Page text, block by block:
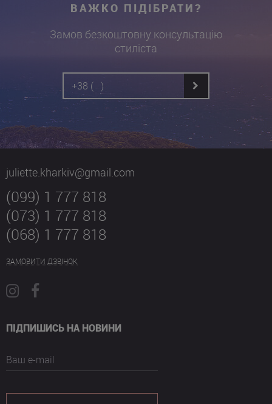
ВАЖКО ПІДІБРАТИ?
Замов безкоштовну консультацію
стиліста
juliette.kharkiv@gmail.com
(099) 1 777 818
(073) 1 777 818
(068) 1 777 818
ЗАМОВИТИ ДЗВІНОК
ПІДПИШИСЬ НА НОВИНИ
Ваш e-mail